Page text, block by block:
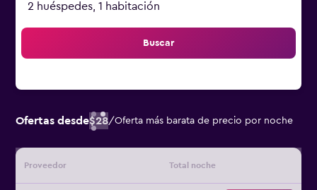
2 huéspedes, 1 habitación
Buscar
Ofertas desde$28/Oferta más barata de precio por noche
Proveedor Total noche